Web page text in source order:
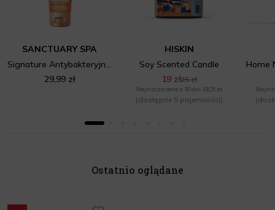
SANCTUARY SPA
Signature Antybakteryjny Krem do Rąk
29,99 zł
HISKIN
Soy Scented Candle
19 zł25 zł
Najniższa cena z 30 dni: 18,25 zł
(dostępne 5 pojemności)
Ostatnio oglądane